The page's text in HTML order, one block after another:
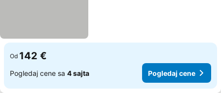
Od 142 €
Pogledaj cene sa 4 sajta Pogledaj cene